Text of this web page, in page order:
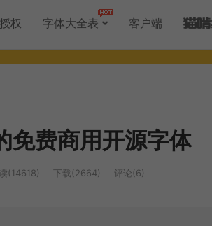
权 字体大全表 客户端
免费商用开源字体
(14618) 下载(2664) 评论(6)